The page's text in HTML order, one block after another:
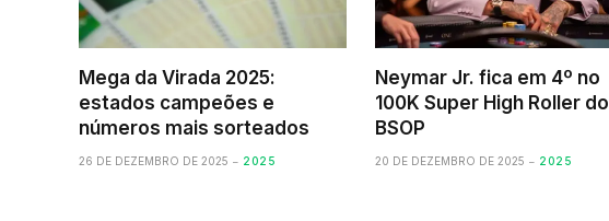
Mega da Virada 2025:
estados campeões e
números mais sorteados
26 DE DEZEMBRO DE 2025 2025
Neymar Jr. fica em 4º no
100K Super High Roller do
BSOP
20 DE DEZEMBRO DE 2025 2025